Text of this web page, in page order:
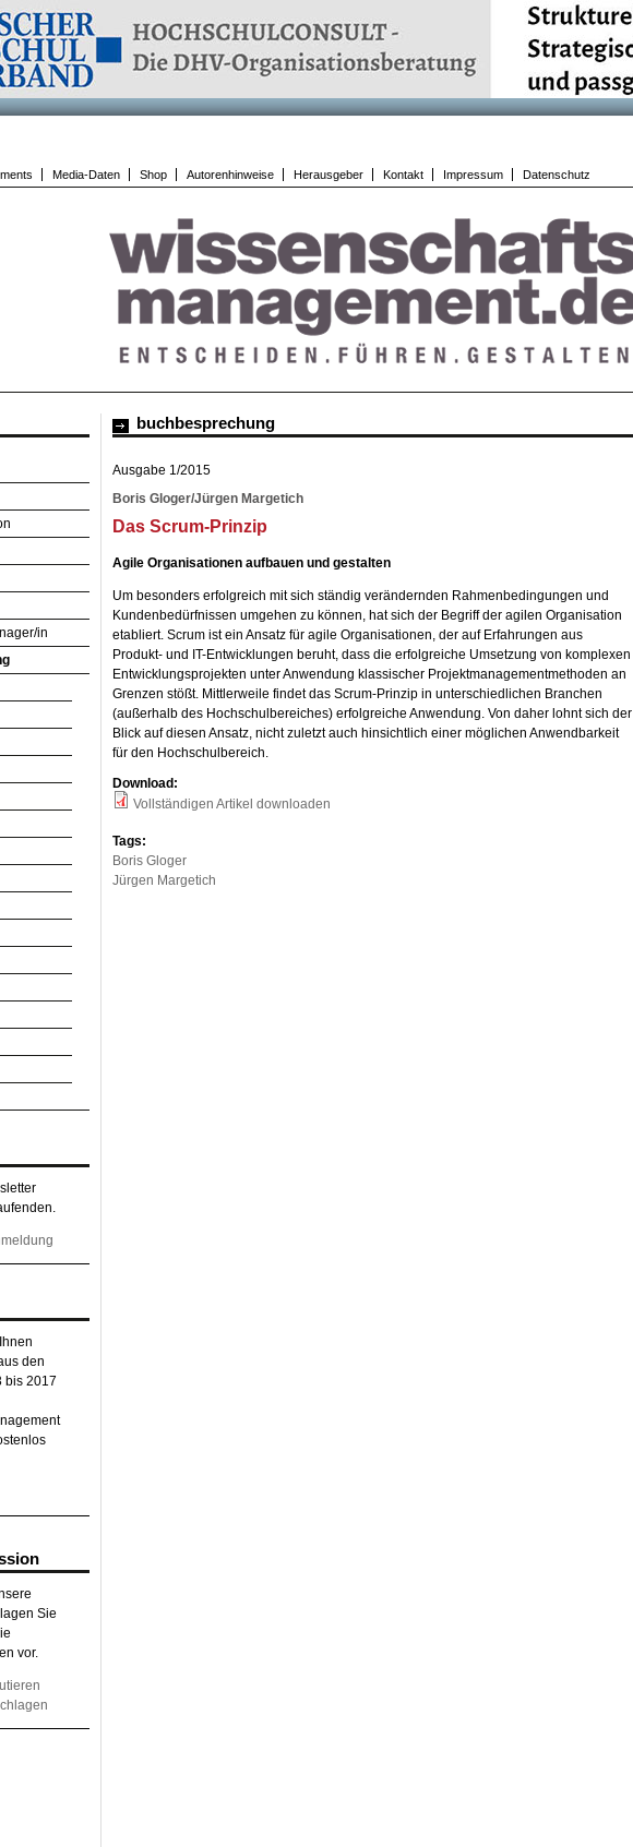
Media-Daten Shop Autorenhinweise Herausgeber Kontakt Impressum Datenschutz
in
den
bis 2017
Sie
vor.
buchbesprechung
Ausgabe 1/2015
Boris Gloger/Jürgen Margetich
Das Scrum-Prinzip
Agile Organisationen aufbauen und gestalten
Um besonders erfolgreich mit sich ständig verändernden Rahmenbedingungen und
Kundenbedürfnissen umgehen zu können, hat sich der Begriff der agilen Organisation
etabliert. Scrum ist ein Ansatz für agile Organisationen, der auf Erfahrungen aus
Produkt- und IT-Entwicklungen beruht, dass die erfolgreiche Umsetzung von komplexen
Entwicklungsprojekten unter Anwendung klassischer Projektmanagementmethoden an
Grenzen stößt. Mittlerweile findet das Scrum-Prinzip in unterschiedlichen Branchen
(außerhalb des Hochschulbereiches) erfolgreiche Anwendung. Von daher lohnt sich der
Blick auf diesen Ansatz, nicht zuletzt auch hinsichtlich einer möglichen Anwendbarkeit
für den Hochschulbereich.
Download:
Vollständigen Artikel downloaden
Tags:
Boris Gloger
Jürgen Margetich